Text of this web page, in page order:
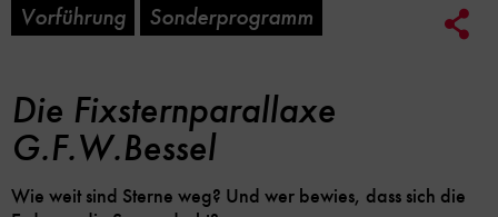
Vorführung Sonderprogramm
Die Fixsternparallaxe
G.F.W.Bessel
Wie weit sind Sterne weg? Und wer bewies, dass sich die